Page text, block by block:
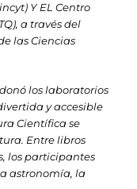
Y EL Centro
a través del
las Ciencias
los laboratorios
y accesible
Científica se
Entre libros
los participantes
astronomía, la